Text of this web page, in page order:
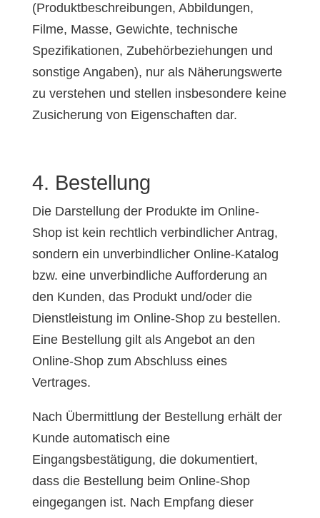
(Produktbeschreibungen, Abbildungen,
Filme, Masse, Gewichte, technische
Spezifikationen, Zubehörbeziehungen und
sonstige Angaben), nur als Näherungswerte
zu verstehen und stellen insbesondere keine
Zusicherung von Eigenschaften dar.
4. Bestellung
Die Darstellung der Produkte im Online-
Shop ist kein rechtlich verbindlicher Antrag,
sondern ein unverbindlicher Online-Katalog
bzw. eine unverbindliche Aufforderung an
den Kunden, das Produkt und/oder die
Dienstleistung im Online-Shop zu bestellen.
Eine Bestellung gilt als Angebot an den
Online-Shop zum Abschluss eines
Vertrages.
Nach Übermittlung der Bestellung erhält der
Kunde automatisch eine
Eingangsbestätigung, die dokumentiert,
dass die Bestellung beim Online-Shop
eingegangen ist. Nach Empfang dieser